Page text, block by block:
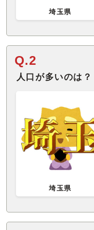
埼玉県
Q.2
人口が多いのは？
埼玉県